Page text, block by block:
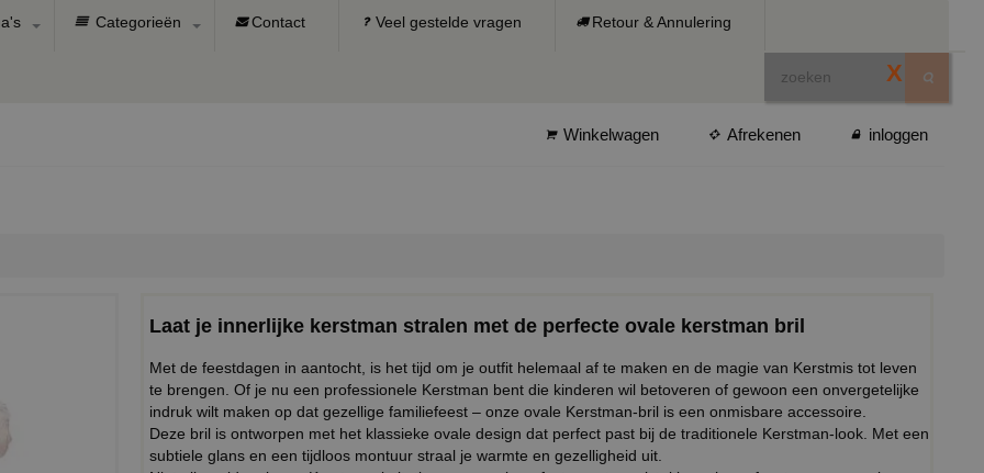
Categorieën Contact Veel gestelde vragen Retour & Annulering
X
Winkelwagen Afrekenen inloggen
Laat je innerlijke kerstman stralen met de perfecte ovale kerstman bril
Met de feestdagen in aantocht, is het tijd om je outfit helemaal af te maken en de magie van Kerstmis tot leven
te brengen. Of je nu een professionele Kerstman bent die kinderen wil betoveren of gewoon een onvergetelijke
indruk wilt maken op dat gezellige familiefeest – onze ovale Kerstman-bril is een onmisbare accessoire.
Deze bril is ontworpen met het klassieke ovale design dat perfect past bij de traditionele Kerstman-look. Met een
subtiele glans en een tijdloos montuur straal je warmte en gezelligheid uit.